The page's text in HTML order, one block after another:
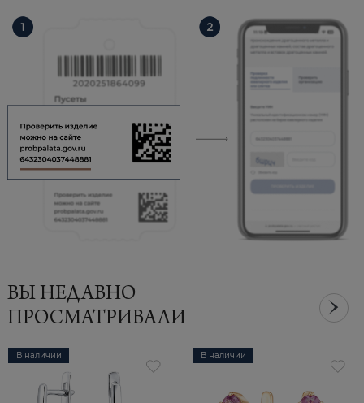
ВЫ НЕДАВНО
ПРОСМАТРИВАЛИ
В наличии В наличии